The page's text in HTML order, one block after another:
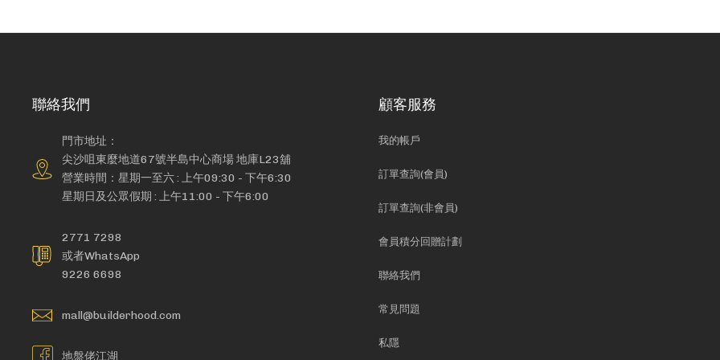
聯絡我們
門市地址：
尖沙咀東麼地道67號半島中心商場 地庫L23舖
營業時間：星期一至六 : 上午09:30 - 下午6:30
星期日及公眾假期 : 上午11:00 - 下午6:00
2771 7298
或者WhatsApp
9226 6698
mall@builderhood.com
地盤佬江湖
顧客服務
我的帳戶
訂單查詢(會員)
訂單查詢(非會員)
會員積分回贈計劃
聯絡我們
常見問題
私隱